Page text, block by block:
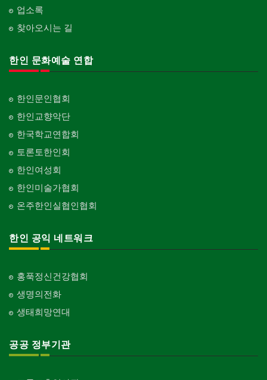
업소록
찾아오시는 길
한인 문화예술 연합
한인문인협회
한인교향악단
한국학교연합회
토론토한인회
한인여성회
한인미술가협회
온주한인실협인협회
한인 공익 네트워크
홍푹정신건강협회
생명의전화
생태희망연대
공공 정부기관